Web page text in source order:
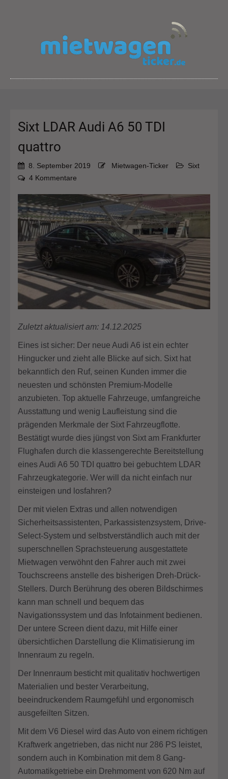
Sixt LDAR Audi A6 50 TDI
quattro
8. September 2019 Mietwagen-Ticker
Sixt
4 Kommentare
LDAR
Audi
A6
50
TDI
Zuletzt aktualisiert am: 14.12.2025
Eines ist sicher: Der neue Audi A6 ist ein echter
Hingucker und zieht alle Blicke auf sich. Sixt hat
bekanntlich den Ruf, seinen Kunden immer die
neuesten und schönsten Premium-Modelle
anzubieten. Top aktuelle Fahrzeuge, umfangreiche
Ausstattung und wenig Laufleistung sind die
prägenden Merkmale der Sixt Fahrzeugflotte.
Bestätigt wurde dies jüngst von Sixt am Frankfurter
Flughafen durch die klassengerechte Bereitstellung
eines Audi A6 50 TDI quattro bei gebuchtem LDAR
Fahrzeugkategorie. Wer will da nicht einfach nur
einsteigen und losfahren?
Der mit vielen Extras und allen notwendigen
Sicherheitsassistenten, Parkassistenzsystem, Drive-
Select-System und selbstverständlich auch mit der
superschnellen Sprachsteuerung ausgestattete
Mietwagen verwöhnt den Fahrer auch mit zwei
Touchscreens anstelle des bisherigen Dreh-Drück-
Stellers. Durch Berührung des oberen Bildschirmes
kann man schnell und bequem das
Navigationssystem und das Infotainment bedienen.
Der untere Screen dient dazu, mit Hilfe einer
übersichtlichen Darstellung die Klimatisierung im
Innenraum zu regeln.
Der Innenraum besticht mit qualitativ hochwertigen
Materialien und bester Verarbeitung,
beeindruckendem Raumgefühl und ergonomisch
ausgefeilten Sitzen.
Mit dem V6 Diesel wird das Auto von einem richtigen
Kraftwerk angetrieben, das nicht nur 286 PS leistet,
sondern auch in Kombination mit dem 8 Gang-
Automatikgetriebe ein Drehmoment von 620 Nm auf